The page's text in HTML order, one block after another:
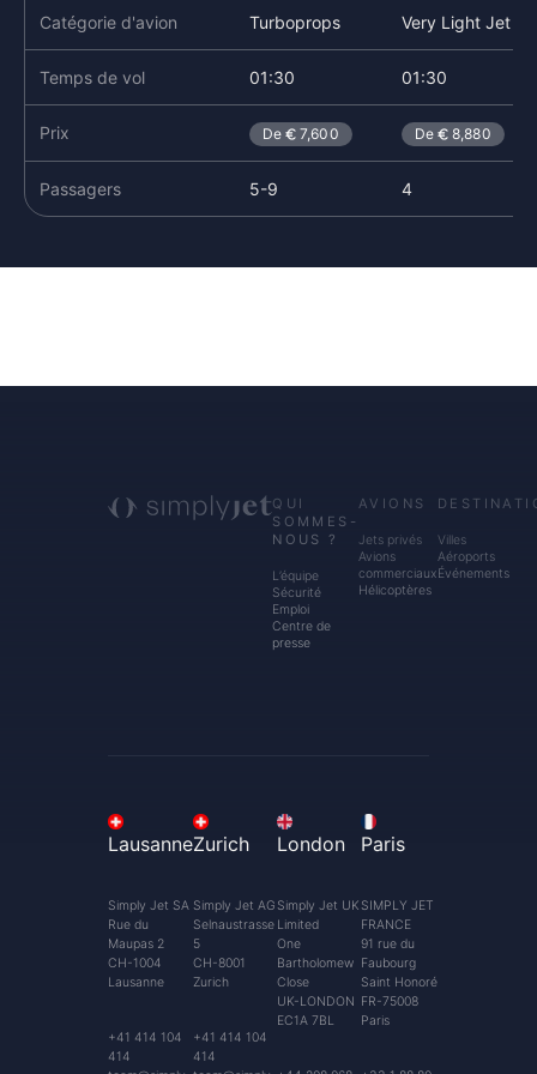
Catégorie d'avion Turboprops Very Light Jet
Temps de vol 01:30 01:30
Prix De 7,600 De 8,880
Passagers 5-9 4
QUI
SOMMES-
NOUS ?
L’équipe
Sécurité
Emploi
Centre de
presse
AVIONS
Jets privés
Avions
commerciaux
Hélicoptères
Villes
Aéroports
Événements
Lausanne
Simply Jet SA
Rue du
Maupas 2
CH-1004
Lausanne
+41 414 104
414
Zurich
Simply Jet AG
Selnaustrasse
5
CH-8001
Zurich
+41 414 104
414
London
Simply Jet UK
Limited
One
Bartholomew
Close
UK-LONDON
EC1A 7BL
Paris
SIMPLY JET
FRANCE
91 rue du
Faubourg
Saint Honoré
FR-75008
Paris